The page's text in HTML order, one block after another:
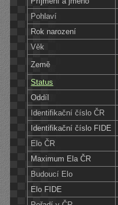
Pohlaví
Rok narození
Věk
Země
Status
Oddíl
Identifikační číslo ČR
Identifikační číslo FIDE
Elo ČR
Maximum Ela ČR
Budoucí Elo
Elo FIDE